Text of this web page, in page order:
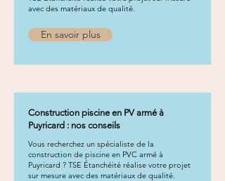
avec des matériaux de qualité.
En savoir plus
Construction piscine en PV armé à
Puyricard : nos conseils
Vous recherchez un spécialiste de la
construction de piscine en PVC armé à
Puyricard ? TSE Étanchéité réalise votre projet
sur mesure avec des matériaux de qualité.